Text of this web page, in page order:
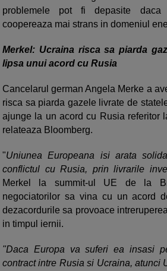
problemele pot fi depasite daca
coopereaza mai strans in domeniul
Merkel: Ucraina risca sa piarda
lipsa unui acord cu Rusia
Cancelarul german Angela Merke a
risca sa piarda gazele livrate de
ajunge la un acord cu Rusia referitor
relateaza Bloomberg.
"Uniunea Europeana isi arata
conflictul cu Rusia, prin livrarile
Merkel la summit-ul UE de la
negociatorilor sa vina cu un acord
dezacordurile sa provoace
in timpul iernii.
"Daca Europa va suferi ea insasi
contract intre Rusia si Ucraina, atunci